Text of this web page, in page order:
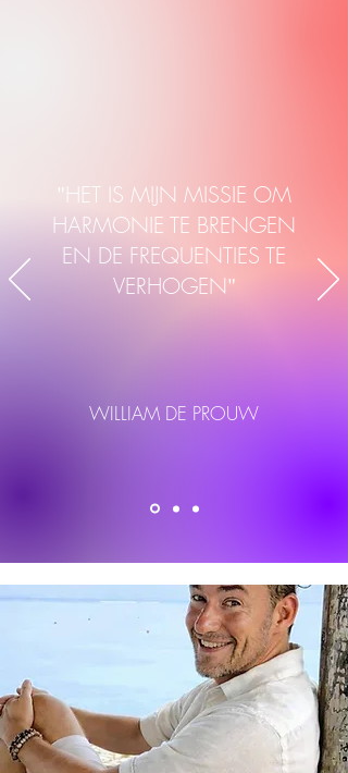
"HET IS MIJN MISSIE OM
HARMONIE TE BRENGEN
EN DE FREQUENTIES TE
VERHOGEN"
WILLIAM DE PROUW